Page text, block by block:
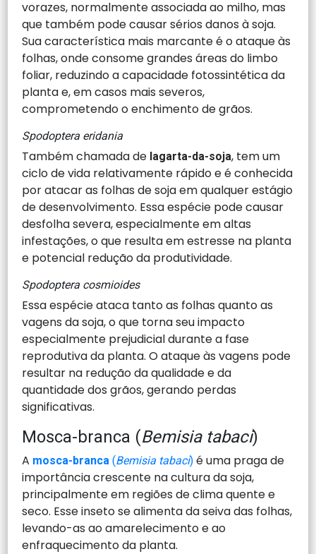
vorazes, normalmente associada ao milho, mas
que também pode causar sérios danos à soja.
Sua característica mais marcante é o ataque às
folhas, onde consome grandes áreas do limbo
foliar, reduzindo a capacidade fotossintética da
planta e, em casos mais severos,
comprometendo o enchimento de grãos.
Spodoptera eridania
Também chamada de lagarta-da-soja, tem um
ciclo de vida relativamente rápido e é conhecida
por atacar as folhas de soja em qualquer estágio
de desenvolvimento. Essa espécie pode causar
desfolha severa, especialmente em altas
infestações, o que resulta em estresse na planta
e potencial redução da produtividade.
Spodoptera cosmioides
Essa espécie ataca tanto as folhas quanto as
vagens da soja, o que torna seu impacto
especialmente prejudicial durante a fase
reprodutiva da planta. O ataque às vagens pode
resultar na redução da qualidade e da
quantidade dos grãos, gerando perdas
significativas.
Mosca-branca (Bemisia tabaci)
A mosca-branca (Bemisia tabaci) é uma praga de
importância crescente na cultura da soja,
principalmente em regiões de clima quente e
seco. Esse inseto se alimenta da seiva das folhas,
levando-as ao amarelecimento e ao
enfraquecimento da planta.